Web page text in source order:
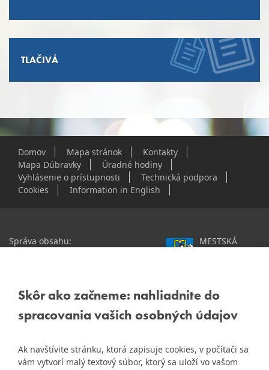
Skôr ako začneme: nahliadnite do
spracovania vašich osobných údajov
Ak navštívite stránku, ktorá zapisuje cookies, v počítači sa
vám vytvorí malý textový súbor, ktorý sa uloží vo vašom
TLAČIVÁ
Domov Mapa stránok
Kontakty
Mapa Dúbravky
Úradné hodiny
Vyhlásenie o prístupnosti
Technická podpora
Cookies
Information in English
Správa obsahu:
Staršie informácie a dokumenty
starej stránke Dúbravky
MESTSKÁ
Žatevná 2, 844 02
IČO: 00603406
DIČ: 2020919120